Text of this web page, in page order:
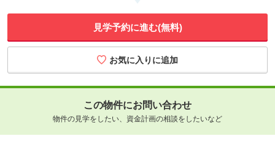
見学予約に進む(無料)
この物件にお問い合わせ
物件の見学をしたい、資金計画の相談をしたいなど